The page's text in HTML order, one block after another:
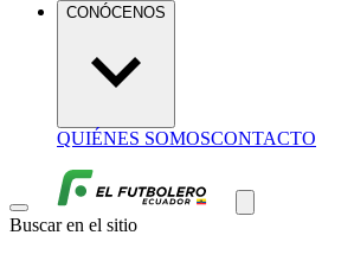
CONÓCENOS
QUIÉNES SOMOSCONTACTO
Buscar en el sitio